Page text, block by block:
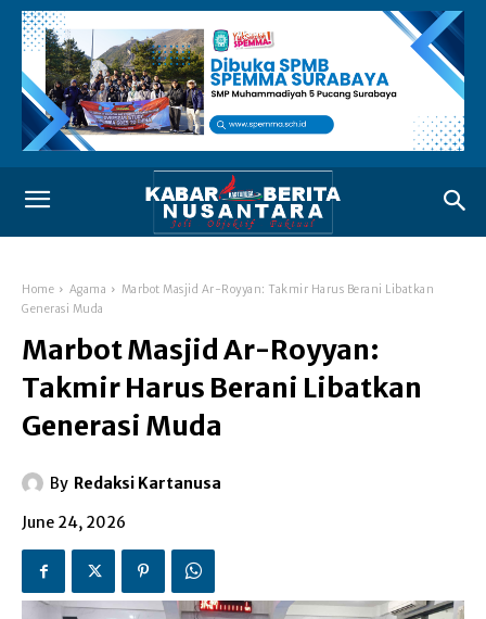
Home Agama
Marbot Masjid Ar-Royyan: Takmir Harus Berani Libatkan
Generasi Muda
Marbot Masjid Ar-Royyan:
Takmir Harus Berani Libatkan
Generasi Muda
By Redaksi Kartanusa
June 24, 2026